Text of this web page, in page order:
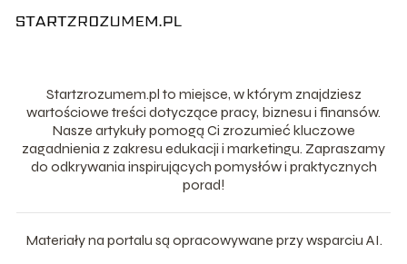
Startzrozumem.pl to miejsce, w którym znajdziesz
wartościowe treści dotyczące pracy, biznesu i finansów.
Nasze artykuły pomogą Ci zrozumieć kluczowe
zagadnienia z zakresu edukacji i marketingu. Zapraszamy
do odkrywania inspirujących pomysłów i praktycznych
porad!
Materiały na portalu są opracowywane przy wsparciu AI.